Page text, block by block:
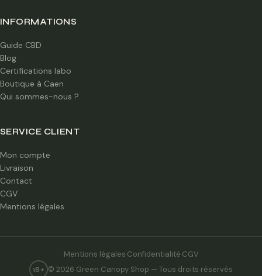
INFORMATIONS
Guide CBD
Blog
Certifications labo
Boutique à Caen
Qui sommes-nous ?
SERVICE CLIENT
Mon compte
Livraison
Contact
CGV
Mentions légales
Mentions légales Confidentialité CGV
18+ © 2026 Green Canopy Shop — Tous droits réservés